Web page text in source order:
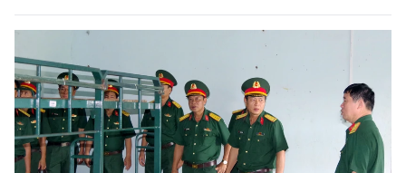
khắc lên đá, vẫn còn không ít tấm bia chỉ ghi vỏn vẹn: "Liệt sĩ
chưa xác định được thông tin". Đó là những khoảng lặng chưa
khép lại của chiến tranh...